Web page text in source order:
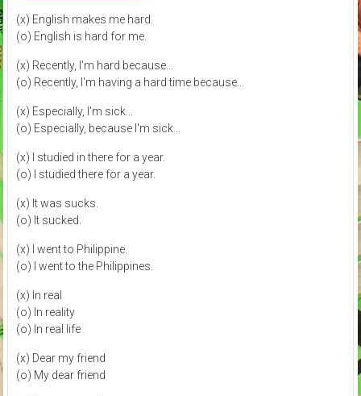
(x) English makes me hard.
(o) English is hard for me.
(x) Recently, I'm hard because...
(o) Recently, I'm having a hard time because...
(x) Especially, I'm sick...
(o) Especially, because I'm sick...
(x) I studied in there for a year.
(o) I studied there for a year.
(x) It was sucks.
(o) It sucked.
(x) I went to Philippine.
(o) I went to the Philippines.
(x) In real
(o) In reality
(o) In real life
(x) Dear my friend
(o) My dear friend